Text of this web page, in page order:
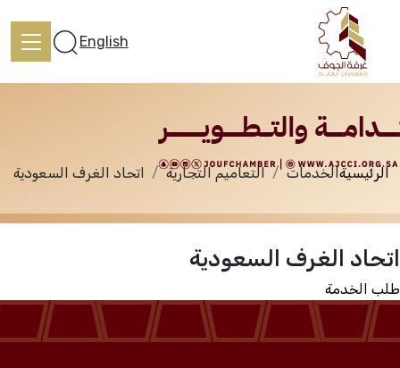
تعرف علينا
الخدمات
English
الخدمات
الرئيسيةالخدمات التعاميم التجارية اتحاد الغرف السعودية
اتحاد الغرف السعودية
طلب الخدمة